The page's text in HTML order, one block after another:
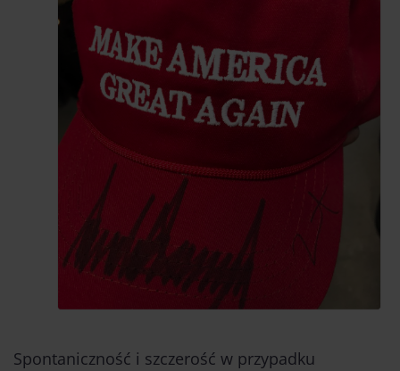
Spontaniczność i szczerość w przypadku